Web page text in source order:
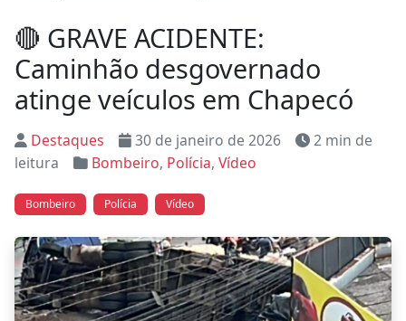
🔴 GRAVE ACIDENTE:
Caminhão desgovernado
atinge veículos em Chapecó
Destaques 30 de janeiro de 2026
2 min de
leitura
Bombeiro, Polícia, Vídeo
Bombeiro Polícia Vídeo